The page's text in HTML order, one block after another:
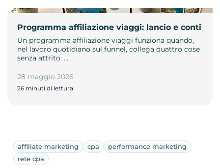
Programma affiliazione viaggi: lancio e conti
Un programma affiliazione viaggi funziona quando,
nel lavoro quotidiano sul funnel, collega quattro cose
senza attrito: …
28 maggio 2026
26 minuti di lettura
affiliate marketing cpa
performance marketing
rete cpa